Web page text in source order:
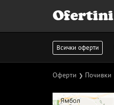
Ofertini
Всички оферти
Оферти ❯ Почивки